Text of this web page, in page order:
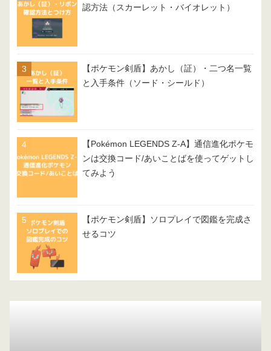
認方法（スカーレット・バイオレット）
【ポケモン剣盾】あかし（証）・二つ名一覧
と入手条件（ソード・シールド）
【Pokémon LEGENDS Z-A】通信進化ポケモ
ンは交換コード/あいことばを使ってゲットし
てみよう
【ポケモン剣盾】ソロプレイで図鑑を完成さ
せるコツ